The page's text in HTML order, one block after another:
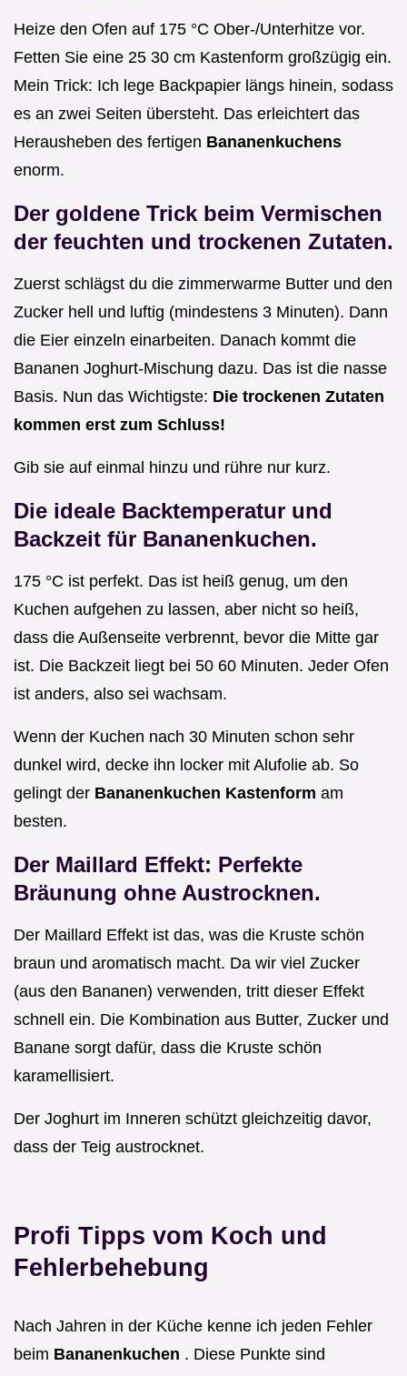
Heize den Ofen auf 175 °C Ober-/Unterhitze vor.
Fetten Sie eine 25 30 cm Kastenform großzügig ein.
Mein Trick: Ich lege Backpapier längs hinein, sodass
es an zwei Seiten übersteht. Das erleichtert das
Herausheben des fertigen Bananenkuchens
enorm.
Der goldene Trick beim Vermischen
der feuchten und trockenen Zutaten.
Zuerst schlägst du die zimmerwarme Butter und den
Zucker hell und luftig (mindestens 3 Minuten). Dann
die Eier einzeln einarbeiten. Danach kommt die
Bananen Joghurt-Mischung dazu. Das ist die nasse
Basis. Nun das Wichtigste: Die trockenen Zutaten
kommen erst zum Schluss!
Gib sie auf einmal hinzu und rühre nur kurz.
Die ideale Backtemperatur und
Backzeit für Bananenkuchen.
175 °C ist perfekt. Das ist heiß genug, um den
Kuchen aufgehen zu lassen, aber nicht so heiß,
dass die Außenseite verbrennt, bevor die Mitte gar
ist. Die Backzeit liegt bei 50 60 Minuten. Jeder Ofen
ist anders, also sei wachsam.
Wenn der Kuchen nach 30 Minuten schon sehr
dunkel wird, decke ihn locker mit Alufolie ab. So
gelingt der Bananenkuchen Kastenform am
besten.
Der Maillard Effekt: Perfekte
Bräunung ohne Austrocknen.
Der Maillard Effekt ist das, was die Kruste schön
braun und aromatisch macht. Da wir viel Zucker
(aus den Bananen) verwenden, tritt dieser Effekt
schnell ein. Die Kombination aus Butter, Zucker und
Banane sorgt dafür, dass die Kruste schön
karamellisiert.
Der Joghurt im Inneren schützt gleichzeitig davor,
dass der Teig austrocknet.
Profi Tipps vom Koch und
Fehlerbehebung
Nach Jahren in der Küche kenne ich jeden Fehler
beim Bananenkuchen . Diese Punkte sind